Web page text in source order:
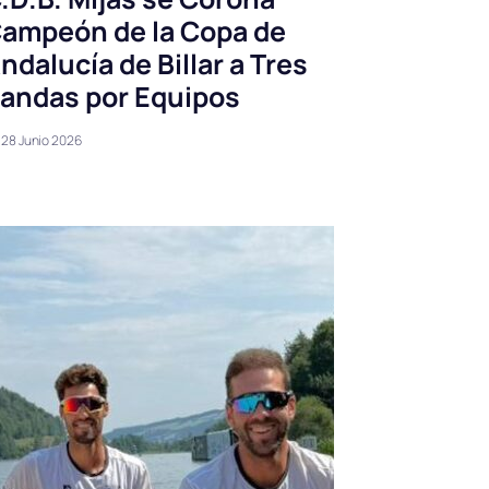
de la Copa de
de Billar a Tres
por Equipos
28 Junio 2026